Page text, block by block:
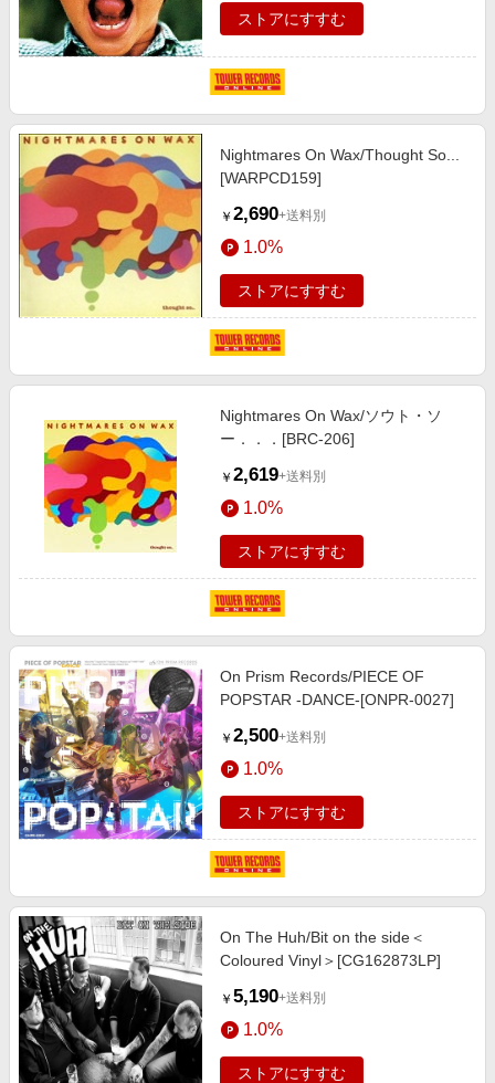
ストアにすすむ
Nightmares On Wax/Thought So...
[WARPCD159]
￥ 2,690+送料別
1.0%
ストアにすすむ
Nightmares On Wax/ソウト・ソ
ー．．．[BRC-206]
￥ 2,619+送料別
1.0%
ストアにすすむ
On Prism Records/PIECE OF
POPSTAR -DANCE-[ONPR-0027]
￥ 2,500+送料別
1.0%
ストアにすすむ
On The Huh/Bit on the side＜
Coloured Vinyl＞[CG162873LP]
￥ 5,190+送料別
1.0%
ストアにすすむ